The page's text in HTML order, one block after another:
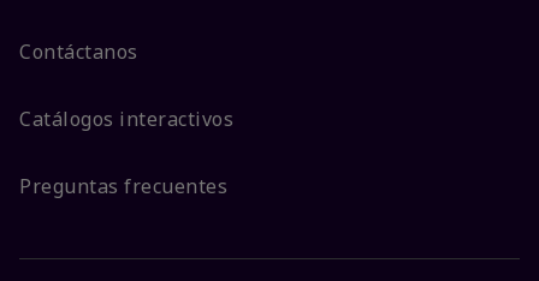
Contáctanos
Catálogos interactivos
Preguntas frecuentes